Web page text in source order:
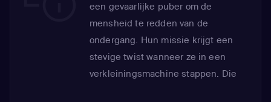
een gevaarlijke puber om de
mensheid te redden van de
ondergang. Hun missie krijgt een
stevige twist wanneer ze in een
verkleiningsmachine stappen. Die